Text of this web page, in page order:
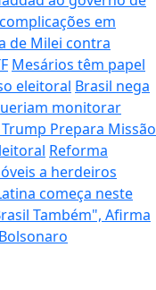
em
de Milei contra
Mesários têm papel
eleitoral Brasil nega
monitorar
Prepara Missão
Reforma
a herdeiros
começa neste
Também", Afirma